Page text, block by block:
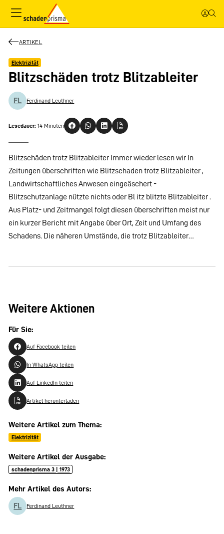
ARTIKEL
Elektrizität
Blitzschäden trotz Blitzableiter
FL Ferdinand Leuthner
Lesedauer: 14 Minuten
Blitzschäden trotz Blitzableiter Immer wieder lesen wir In
Zeitungen überschriften wie Blitzschaden trotz Blitzableiter ,
Landwirtschaftliches Anwesen eingeäschert -
Blitzschutzanlage nützte nichts oder Bl itz blitzte Blitzableiter .
Aus Platz- und Zeitmangel folgt diesen überschriften meist nur
ein kurzer Bericht mit Angabe über Ort, Zeit und Umfang des
Schadens. Die näheren Umstände, die trotz Blitzableiter…
Weitere Aktionen
Für Sie:
Auf Facebook teilen
In WhatsApp teilen
Auf LinkedIn teilen
Artikel herunterladen
Weitere Artikel zum Thema:
Elektrizität
Weitere Artikel der Ausgabe:
schadenprisma 3 | 1973
Mehr Artikel des Autors:
FL Ferdinand Leuthner